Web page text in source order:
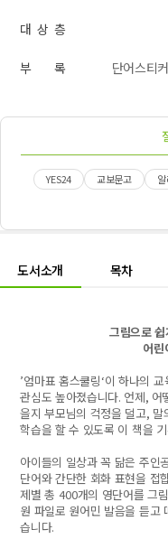
대 상 층
부 록 단어스티
YES24 교보문고
도서소개 목차
그림으로 쉽
어린
’엄마표 홈스쿨링‘이 하나의
관심도 높아졌습니다. 언제, 어
을지 부모님의 걱정을 덜고, 말
학습을 할 수 있도록 이 책을
아이들의 일상과 꼭 닮은 주인
단어와 간단한 회화 표현을 접
제별 총 400개의 영단어를 그
원 파일로 원어민 발음을 듣고
습니다.